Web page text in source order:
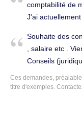
comptabilité de
J'ai
actuellement
meubler aussi
Déclarations
Souhaite des
, salaire etc .
Conseils
(33140).
Ces demandes,
titre d'exemples.